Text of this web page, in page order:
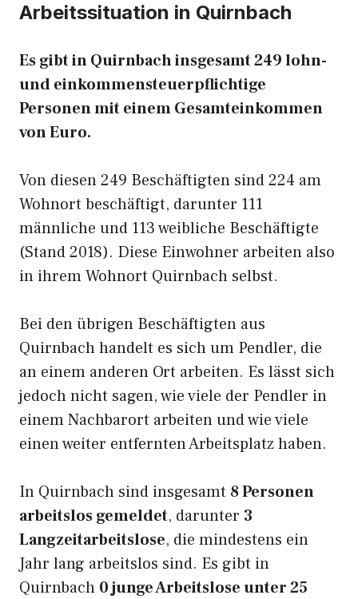
Arbeitssituation in Quirnbach
Es gibt in Quirnbach insgesamt 249 lohn-
und einkommensteuerpflichtige
Personen mit einem Gesamteinkommen
von Euro.
Von diesen 249 Beschäftigten sind 224 am
Wohnort beschäftigt, darunter 111
männliche und 113 weibliche Beschäftigte
(Stand 2018). Diese Einwohner arbeiten also
in ihrem Wohnort Quirnbach selbst.
Bei den übrigen Beschäftigten aus
Quirnbach handelt es sich um Pendler, die
an einem anderen Ort arbeiten. Es lässt sich
jedoch nicht sagen, wie viele der Pendler in
einem Nachbarort arbeiten und wie viele
einen weiter entfernten Arbeitsplatz haben.
In Quirnbach sind insgesamt 8 Personen
arbeitslos gemeldet, darunter 3
Langzeitarbeitslose, die mindestens ein
Jahr lang arbeitslos sind. Es gibt in
Quirnbach 0 junge Arbeitslose unter 25